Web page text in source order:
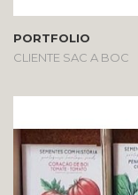
PORTFOLIO
CLIENTE SAC A BOC